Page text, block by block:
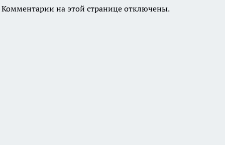
Комментарии на этой странице отключены.